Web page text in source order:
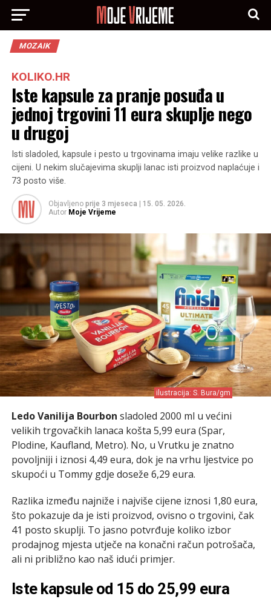
MOZAIK
KOLIKO.HR
Iste kapsule za pranje posuđa u
jednoj trgovini 11 eura skuplje nego
u drugoj
Isti sladoled, kapsule i pesto u trgovinama imaju velike razlike u
cijeni. U nekim slučajevima skuplji lanac isti proizvod naplaćuje i
73 posto više.
Objavljeno prije 3 mjeseca
15. 05. 2026.
Autor Moje Vrijeme
ilustracija: S. Bura/gm
Ledo Vanilija Bourbon sladoled 2000 ml u većini
velikih trgovačkih lanaca košta 5,99 eura (Spar,
Plodine, Kaufland, Metro). No, u Vrutku je znatno
povoljniji i iznosi 4,49 eura, dok je na vrhu ljestvice po
skupoći u Tommy gdje doseže 6,29 eura.
Razlika između najniže i najviše cijene iznosi 1,80 eura,
što pokazuje da je isti proizvod, ovisno o trgovini, čak
41 posto skuplji. To jasno potvrđuje koliko izbor
prodajnog mjesta utječe na konačni račun potrošača,
ali ni približno kao naš idući primjer.
Iste kapsule od 15 do 25,99 eura